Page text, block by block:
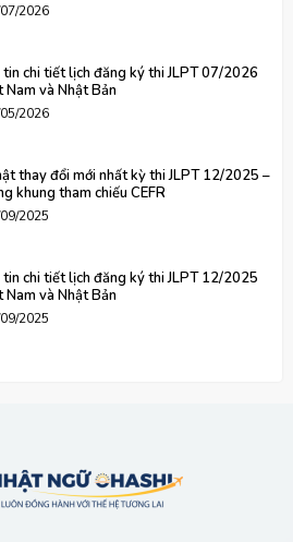
2026
chi tiết lịch đăng ký thi JLPT 07/2026
Nam và Nhật Bản
2026
thay đổi mới nhất kỳ thi JLPT 12/2025 –
khung tham chiếu CEFR
2025
chi tiết lịch đăng ký thi JLPT 12/2025
Nam và Nhật Bản
2025
Tiếng Nhật Ở Đâu Tại Chánh Phú Hòa,